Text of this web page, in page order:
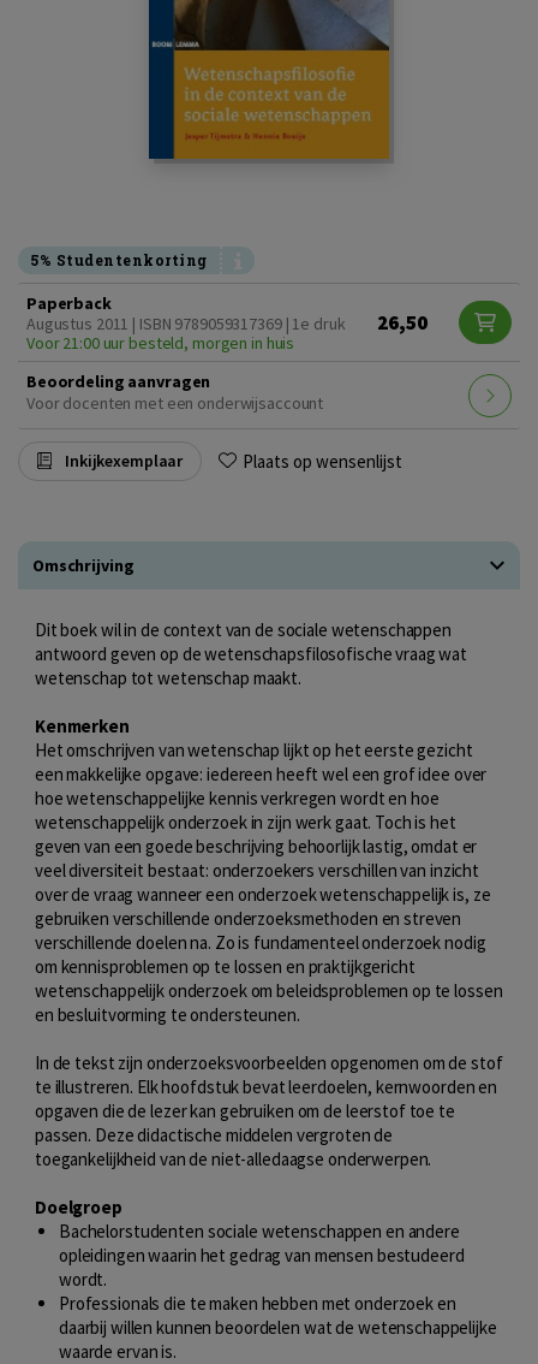
5% Studentenkorting
Paperback
Augustus 2011 | ISBN 9789059317369 | 1e druk
Voor 21:00 uur besteld, morgen in huis
26,50
Beoordeling aanvragen
Voor docenten met een onderwijsaccount
Inkijkexemplaar Plaats op wensenlijst
Omschrijving
Dit boek wil in de context van de sociale wetenschappen
antwoord geven op de wetenschapsfilosofische vraag wat
wetenschap tot wetenschap maakt.
Kenmerken
Het omschrijven van wetenschap lijkt op het eerste gezicht
een makkelijke opgave: iedereen heeft wel een grof idee over
hoe wetenschappelijke kennis verkregen wordt en hoe
wetenschappelijk onderzoek in zijn werk gaat. Toch is het
geven van een goede beschrijving behoorlijk lastig, omdat er
veel diversiteit bestaat: onderzoekers verschillen van inzicht
over de vraag wanneer een onderzoek wetenschappelijk is, ze
gebruiken verschillende onderzoeksmethoden en streven
verschillende doelen na. Zo is fundamenteel onderzoek nodig
om kennisproblemen op te lossen en praktijkgericht
wetenschappelijk onderzoek om beleidsproblemen op te lossen
en besluitvorming te ondersteunen.
In de tekst zijn onderzoeksvoorbeelden opgenomen om de stof
te illustreren. Elk hoofdstuk bevat leerdoelen, kernwoorden en
opgaven die de lezer kan gebruiken om de leerstof toe te
passen. Deze didactische middelen vergroten de
toegankelijkheid van de niet-alledaagse onderwerpen.
Doelgroep
Bachelorstudenten sociale wetenschappen en andere
opleidingen waarin het gedrag van mensen bestudeerd
wordt.
Professionals die te maken hebben met onderzoek en
daarbij willen kunnen beoordelen wat de wetenschappelijke
waarde ervan is.